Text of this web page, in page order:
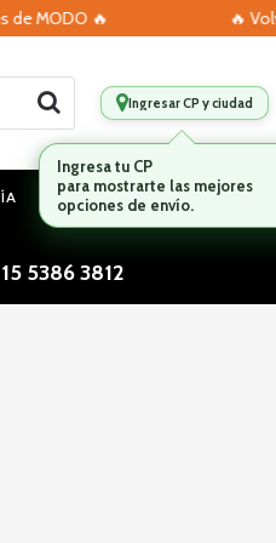
MODO 🔥 🔥
Ingresar CP y ciudad
MONITORES AUDIO
5386 3812